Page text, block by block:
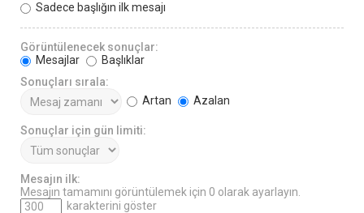
Sadece başlığın ilk mesajı
Görüntülenecek sonuçlar:
Mesajlar
Başlıklar
Sonuçları sırala:
Artan
Azalan
Sonuçlar için gün limiti:
Mesajın ilk:
Mesajın tamamını görüntülemek için 0 olarak ayarlayın.
karakterini göster